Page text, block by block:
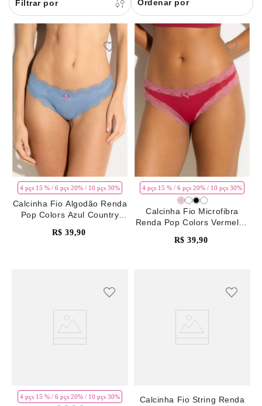
renda
sutiã renda
body
Ordenar por
4 pçs 15 % / 6 pçs 20% / 10 pçs 30%
Calcinha Fio Algodão Renda
Pop Colors Azul Country
R$ 39,90
4 pçs 15 % / 6 pçs 20% / 10 pçs 30%
Calcinha Fio Microfibra
Renda Pop Colors Vermelho
R$ 39,90
4 pçs 15 % / 6 pçs 20% / 10 pçs 30%
Calcinha Fio String Renda